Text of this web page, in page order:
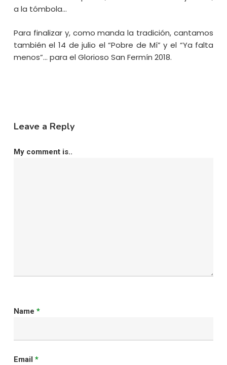
a la tómbola…
Para finalizar y, como manda la tradición, cantamos
también el 14 de julio el “Pobre de Mí” y el “Ya falta
menos”… para el Glorioso San Fermín 2018.
Leave a Reply
My comment is..
Name *
Email *